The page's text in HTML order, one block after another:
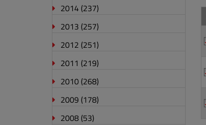
2014 (237)
2013 (257)
2012 (251)
2011 (219)
2010 (268)
2009 (178)
2008 (53)